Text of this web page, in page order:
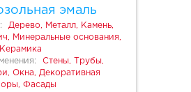
эмаль
Дерево, Металл, Камень,
Минеральные основания,
Керамика
Стены, Трубы,
Окна, Декоративная
Фасады